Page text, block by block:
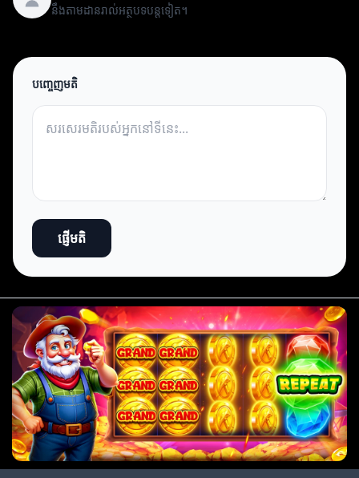
នឹងតាមដានរាល់អត្ថបទបន្តទៀត។
បញ្ចេញមតិ
ផ្ញើមតិ